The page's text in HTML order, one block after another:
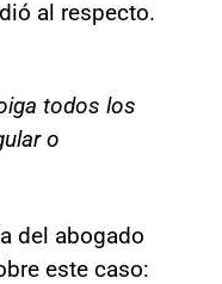
al respecto.
todos los
o
del abogado
este caso: